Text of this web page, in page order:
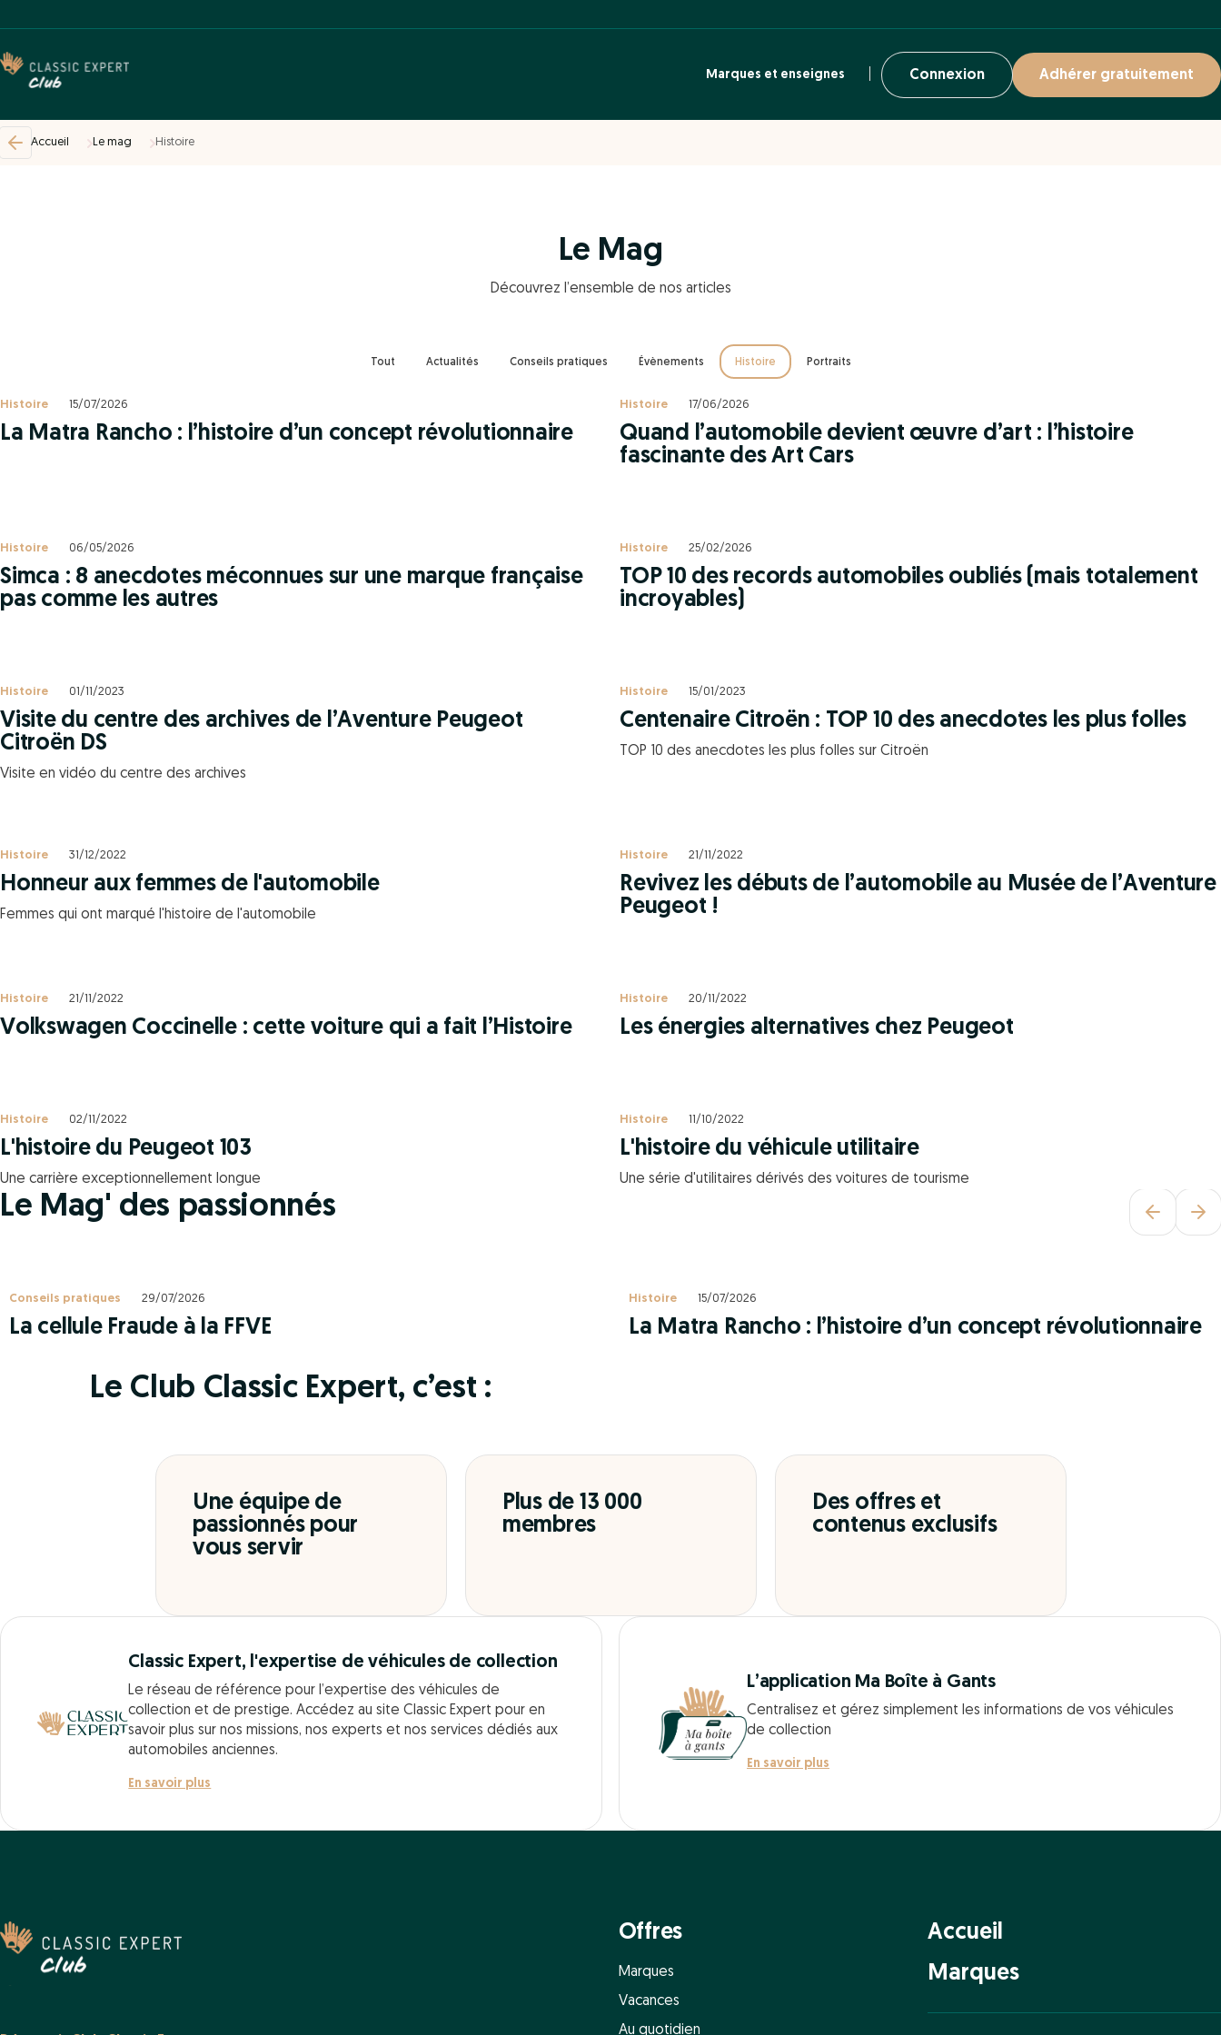
Marques et enseignes Connexion Adhérer gratuitement
Accueil Le mag Histoire
Le Mag
Découvrez l’ensemble de nos articles
Tout Actualités Conseils pratiques Évènements Histoire Portraits
Histoire 15/07/2026
La Matra Rancho : l’histoire d’un concept révolutionnaire
Histoire 17/06/2026
Quand l’automobile devient œuvre d’art : l’histoire
fascinante des Art Cars
Histoire 06/05/2026
Simca : 8 anecdotes méconnues sur une marque française
pas comme les autres
Histoire 25/02/2026
TOP 10 des records automobiles oubliés (mais totalement
incroyables)
Histoire 01/11/2023
Visite du centre des archives de l’Aventure Peugeot
Citroën DS
Visite en vidéo du centre des archives
Histoire 15/01/2023
Centenaire Citroën : TOP 10 des anecdotes les plus folles
TOP 10 des anecdotes les plus folles sur Citroën
Histoire 31/12/2022
Honneur aux femmes de l'automobile
Femmes qui ont marqué l'histoire de l'automobile
Histoire 21/11/2022
Revivez les débuts de l’automobile au Musée de l’Aventure
Peugeot !
Histoire 21/11/2022
Volkswagen Coccinelle : cette voiture qui a fait l’Histoire
Histoire 20/11/2022
Les énergies alternatives chez Peugeot
Histoire 02/11/2022
L'histoire du Peugeot 103
Une carrière exceptionnellement longue
Histoire 11/10/2022
L'histoire du véhicule utilitaire
Une série d'utilitaires dérivés des voitures de tourisme
Le Mag' des passionnés
Conseils pratiques 29/07/2026
La cellule Fraude à la FFVE
Histoire 15/07/2026
La Matra Rancho : l’histoire d’un concept révolutionnaire
Le Club Classic Expert, c’est :
Une équipe de
passionnés pour
vous servir
Plus de 13 000
membres
Des offres et
contenus exclusifs
Classic Expert, l'expertise de véhicules de collection
Le réseau de référence pour l’expertise des véhicules de
collection et de prestige. Accédez au site Classic Expert pour en
savoir plus sur nos missions, nos experts et nos services dédiés aux
automobiles anciennes.
En savoir plus
L’application Ma Boîte à Gants
Centralisez et gérez simplement les informations de vos véhicules
de collection
En savoir plus
Offres
Marques
Vacances
Au quotidien
Accueil
Marques